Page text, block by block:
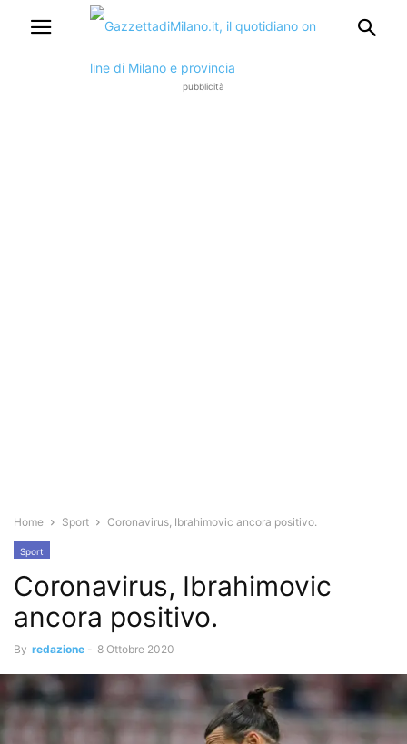
pubblicità
Home Sport Coronavirus, Ibrahimovic ancora positivo.
Sport
Coronavirus, Ibrahimovic
ancora positivo.
By redazione - 8 Ottobre 2020